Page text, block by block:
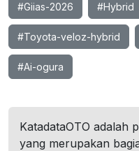
#Giias-2026 #Hybrid
#Toyota-veloz-hybrid
#Ai-ogura
KatadataOTO adalah
yang merupakan